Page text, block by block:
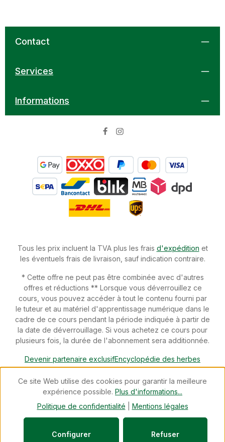
Contact
Services
Informations
Tous les prix incluent la TVA plus les frais d'expédition et
les éventuels frais de livraison, sauf indication contraire.
* Cette offre ne peut pas être combinée avec d'autres
offres et réductions ** Lorsque vous déverrouillez ce
cours, vous pouvez accéder à tout le contenu fourni par
le tuteur et au matériel d'apprentissage numérique dans le
cadre de ce cours pendant la période indiquée à partir de
la date de déverrouillage. Si vous achetez ce cours pour
plusieurs fois, la durée de l'abonnement sera additionnée.
© 2026 cdVet Naturprodukte - with byZenit Design
Devenir partenaire exclusifEncyclopédie des herbes
TéléchargementsDevenir conseiller spécialiséNewsletter
Blog
Révoquer un contrat
Ce site Web utilise des cookies pour garantir la meilleure
expérience possible. Plus d'informations...
Politique de confidentialité
Mentions légales
Refuser
Configurer